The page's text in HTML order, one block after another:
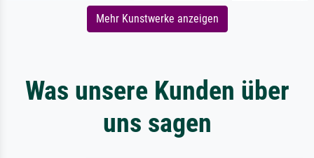
Mehr Kunstwerke anzeigen
Was unsere Kunden über
uns sagen